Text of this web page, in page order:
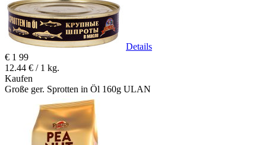
Details
€ 1 99
12.44 € / 1 kg.
Kaufen
Große ger. Sprotten in Öl 160g ULAN